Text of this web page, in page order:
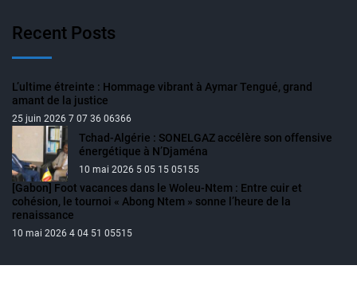
Recent Posts
L’ultime étreinte : Hommage vibrant à Aymar Tengué, grand
amant de la justice
25 juin 2026 7 07 36 06366
Tchad-Algérie : SONELGAZ accélère son offensive
énergétique à N’Djaména
10 mai 2026 5 05 15 05155
[Gabon] Foot vacances dans le Woleu-Ntem : Entre cuir et
cohésion, le tournoi « Abong Ntem » sonne l’heure de la
renaissance
10 mai 2026 4 04 51 05515